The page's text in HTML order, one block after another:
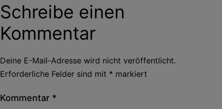
Schreibe einen
Kommentar
Deine E-Mail-Adresse wird nicht veröffentlicht.
Erforderliche Felder sind mit * markiert
Kommentar *